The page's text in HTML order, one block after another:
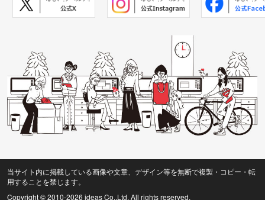
当サイト内に掲載している画像や文章、デザイン等を無断で複製・コピー・転
用することを禁じます。
Copyright © 2010-2026 ideas Co.,Ltd. All rights reserved.